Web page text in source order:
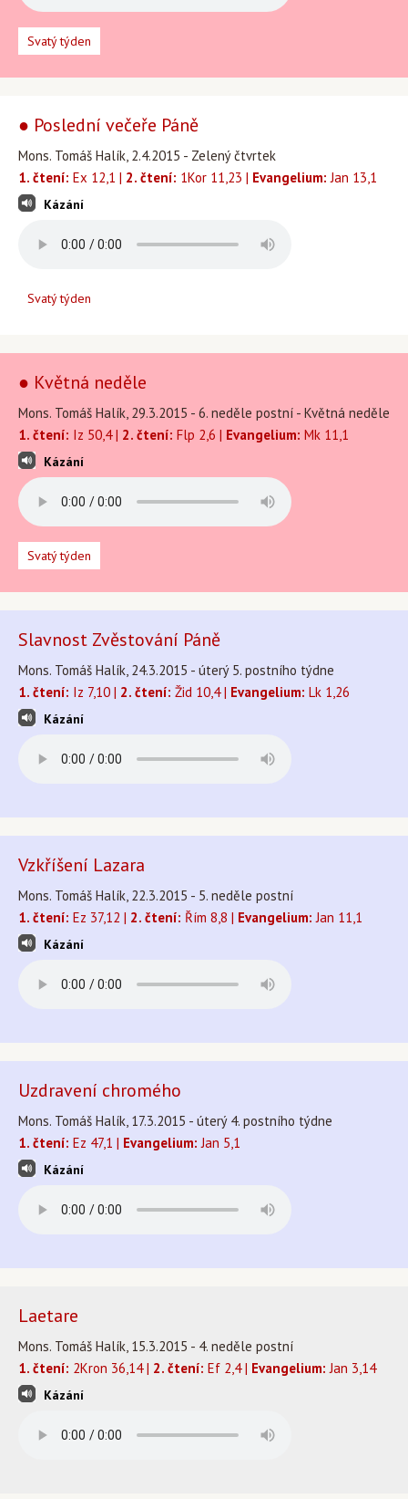
Svatý týden
● Poslední večeře Páně
Mons. Tomáš Halík, 2.4.2015 - Zelený čtvrtek
1. čtení: Ex 12,1 | 2. čtení: 1Kor 11,23 | Evangelium: Jan 13,1
Kázání
Svatý týden
● Květná neděle
Mons. Tomáš Halík, 29.3.2015 - 6. neděle postní - Květná neděle
1. čtení: Iz 50,4 | 2. čtení: Flp 2,6 | Evangelium: Mk 11,1
Kázání
Svatý týden
Slavnost Zvěstování Páně
Mons. Tomáš Halík, 24.3.2015 - úterý 5. postního týdne
1. čtení: Iz 7,10 | 2. čtení: Žid 10,4 | Evangelium: Lk 1,26
Kázání
Vzkříšení Lazara
Mons. Tomáš Halík, 22.3.2015 - 5. neděle postní
1. čtení: Ez 37,12 | 2. čtení: Řím 8,8 | Evangelium: Jan 11,1
Kázání
Uzdravení chromého
Mons. Tomáš Halík, 17.3.2015 - úterý 4. postního týdne
1. čtení: Ez 47,1 | Evangelium: Jan 5,1
Kázání
Laetare
Mons. Tomáš Halík, 15.3.2015 - 4. neděle postní
1. čtení: 2Kron 36,14 | 2. čtení: Ef 2,4 | Evangelium: Jan 3,14
Kázání